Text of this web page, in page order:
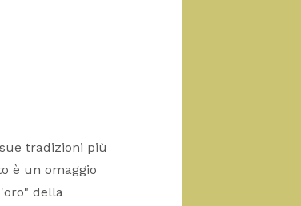
tradizioni più
è un omaggio
della